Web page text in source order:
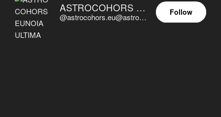
ASTROCOHORS EUNOIA ULTIMA
@astrocohors.eu@astrocohors.eu
Follow